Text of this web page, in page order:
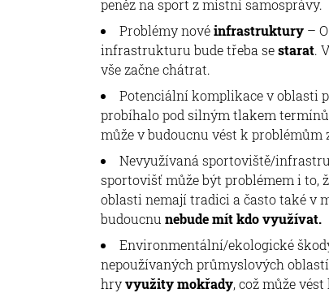
peněz na sport z místní samosprávy.
Problémy novéinfrastruktury –
infrastrukturu bude třeba sestarat.
vše začne chátrat.
Potenciální komplikace v oblasti
probíhalo pod silným tlakem
může v budoucnu vést k problémům
Nevyužívaná sportoviště/
sportovišť může být problémem i to,
oblasti nemají tradici a často také v
budoucnu nebude mít kdo využívat.
Environmentální/ekologické
nepoužívaných průmyslových
hryvyužity mokřady, což může